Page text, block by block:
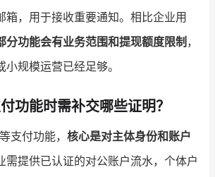
箱，用于接收重要通知。相比企业用
分功能会有业务范围和提现额度限制 ，
规模运营已经足够。
功能时需补交哪些证明？
等支付功能， 核心是对主体身份和账户
需提供已认证的对公账户流水，个体户